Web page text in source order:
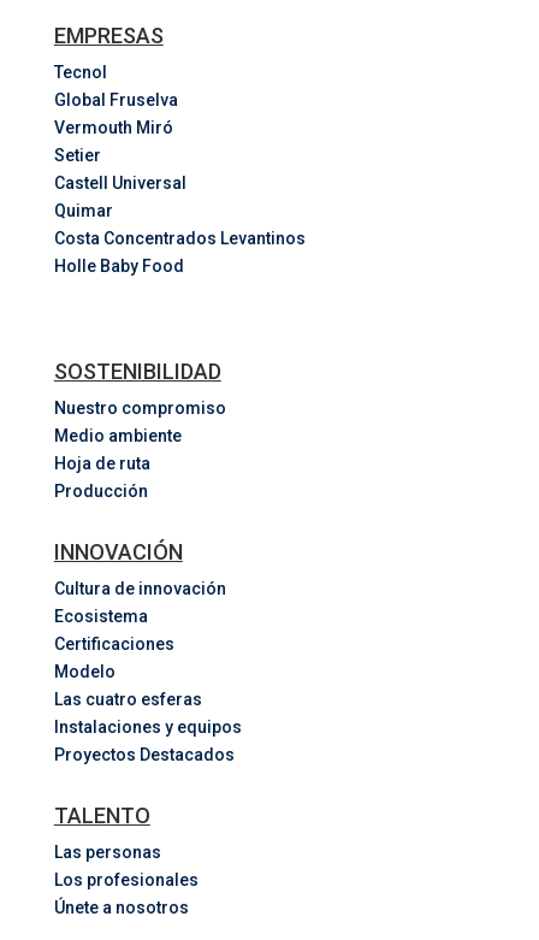
EMPRESAS
Tecnol
Global Fruselva
Vermouth Miró
Setier
Castell Universal
Quimar
Costa Concentrados Levantinos
Holle Baby Food
SOSTENIBILIDAD
Nuestro compromiso
Medio ambiente
Hoja de ruta
Producción
INNOVACIÓN
Cultura de innovación
Ecosistema
Certificaciones
Modelo
Las cuatro esferas
Instalaciones y equipos
Proyectos Destacados
TALENTO
Las personas
Los profesionales
Únete a nosotros